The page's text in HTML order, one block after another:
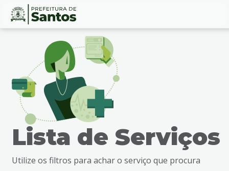
Ir
busca
Conteúdo
Lista de Serviços
Utilize os filtros para achar o serviço que procura